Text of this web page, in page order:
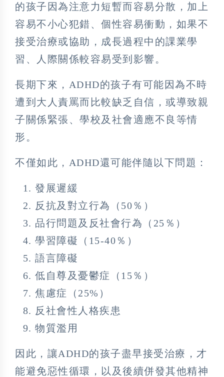
的孩子因為注意力短暫而容易分散，加上
容易不小心犯錯、個性容易衝動，如果不
接受治療或協助，成長過程中的課業學
習、人際關係較容易受到影響。
長期下來，ADHD的孩子有可能因為不時
遭到大人責罵而比較缺乏自信，或導致親
子關係緊張、學校及社會適應不良等情
形。
不僅如此，ADHD還可能伴隨以下問題：
發展遲緩
反抗及對立行為（50％）
品行問題及反社會行為（25％）
學習障礙（15-40％）
語言障礙
低自尊及憂鬱症（15％）
焦慮症（25%）
反社會性人格疾患
物質濫用
因此，讓ADHD的孩子盡早接受治療，才
能避免惡性循環，以及後續併發其他精神